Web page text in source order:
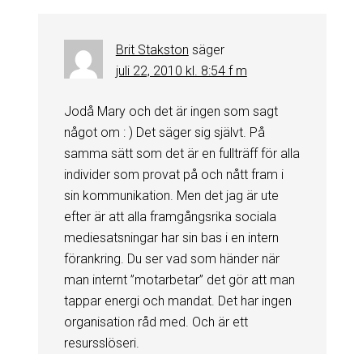
Brit Stakston säger
juli 22, 2010 kl. 8:54 f m
Jodå Mary och det är ingen som sagt
något om : ) Det säger sig självt. På
samma sätt som det är en fullträff för alla
individer som provat på och nått fram i
sin kommunikation. Men det jag är ute
efter är att alla framgångsrika sociala
mediesatsningar har sin bas i en intern
förankring. Du ser vad som händer när
man internt ”motarbetar” det gör att man
tappar energi och mandat. Det har ingen
organisation råd med. Och är ett
resursslöseri.